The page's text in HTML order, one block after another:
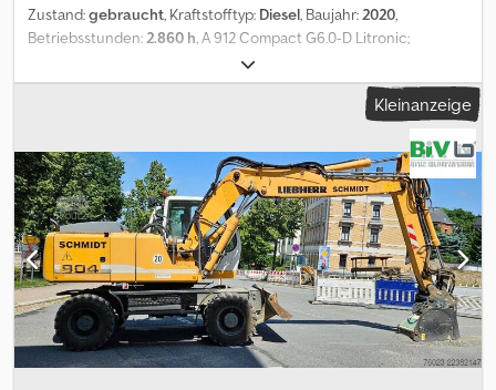
Zustand:gebraucht, Kraftstofftyp: Diesel, Baujahr:2020,
Betriebsstunden:2.860 h, A 912 Compact G6.0-D Litronic;
Powerpack Abgasstufe IV; Rohrbruchsicherung Stielzylinder;
LIDAT Hardware; Hydraulik für Hammer, Scheren und Greifer;
Abstützplanierschild hinten 2.550 mm breit; Zwillings-Bereifung
Verstellausleger schwenkbar 4,25 m; Löffelstiel 2,05 m;
Schnellwechsler LIKUFIX 33; Vorbereitung Straßenzulassung
Deutschland; Inkl. 2x Tieflöffel und 1x Grabenräumlöffel. = Weitere
Informationen = Antrieb: Rad Leergewicht: 14.000 kg
Seriennummer: 1506/122341 Lieferbedingungen: EXW
Produktionsland: DE Dsdpfx Acjznkqysmjkr Wenden Sie sich an
Frank Beck, um weitere Informationen zu erhalten.
Kleinanzeige